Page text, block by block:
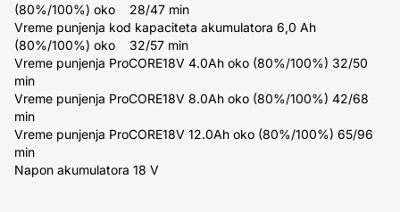
(80%/100%) oko 28/47 min
Vreme punjenja kod kapaciteta akumulatora 6,0 Ah
(80%/100%) oko 32/57 min
Vreme punjenja ProCORE18V 4.0Ah oko (80%/100%) 32/50
min
Vreme punjenja ProCORE18V 8.0Ah oko (80%/100%) 42/68
min
Vreme punjenja ProCORE18V 12.0Ah oko (80%/100%) 65/96
min
Napon akumulatora 18 V